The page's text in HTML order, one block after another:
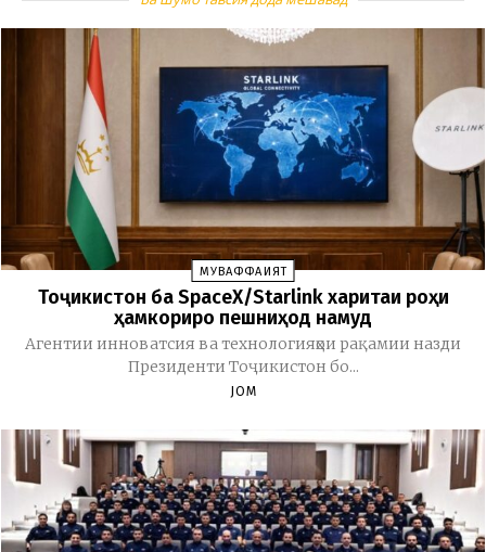
МУВАФФАҚИЯТ
Тоҷикистон ба SpaceX/Starlink харитаи роҳи
ҳамкориро пешниҳод намуд
Агентии инноватсия ва технологияҳои рақамии назди
Президенти Тоҷикистон бо...
JOM